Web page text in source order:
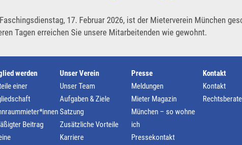
Vereine
Rechtsschutz
Häufige Fragen/FAQs
17. Februar 2026, ist der Mieterverein München
Tagen erreichen Sie unsere Mitarbeitenden wie gewohnt.
werden
einer
Beitrag
Unser Verein
Unser Team
Aufgaben & Ziele
Satzung
Zusätzliche Vorteile
Karriere
Presse
Meldungen
Mieter Magazin
München – so wohne
ich
Pressekontakt
Kontakt
Kontakt